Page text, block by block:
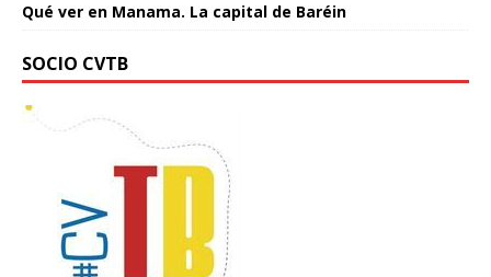
Qué ver en Manama. La capital de Baréin
SOCIO CVTB